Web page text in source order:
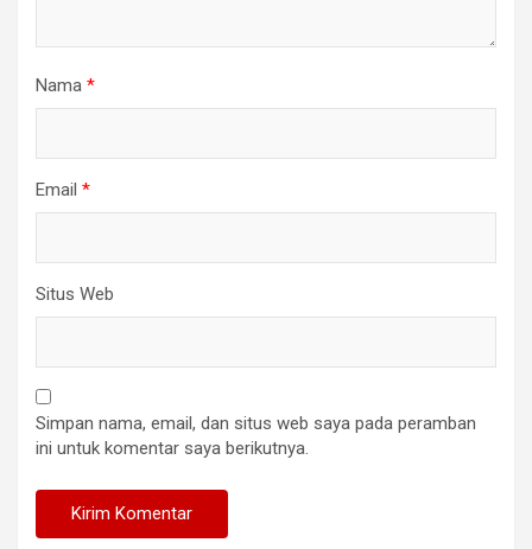
Nama *
Email *
Situs Web
Simpan nama, email, dan situs web saya pada peramban
ini untuk komentar saya berikutnya.